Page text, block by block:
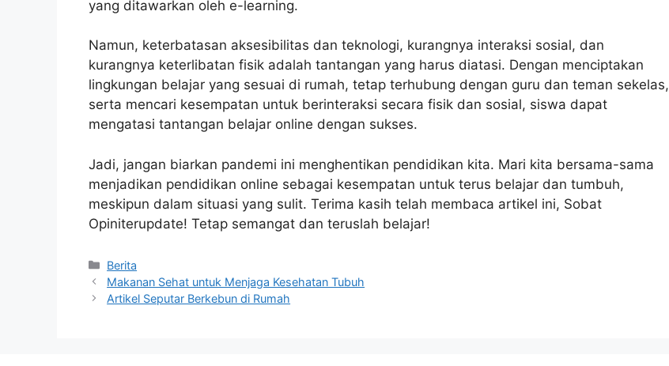
yang ditawarkan oleh e-learning.
Namun, keterbatasan aksesibilitas dan teknologi, kurangnya interaksi sosial, dan
kurangnya keterlibatan fisik adalah tantangan yang harus diatasi. Dengan menciptakan
lingkungan belajar yang sesuai di rumah, tetap terhubung dengan guru dan teman sekelas,
serta mencari kesempatan untuk berinteraksi secara fisik dan sosial, siswa dapat
mengatasi tantangan belajar online dengan sukses.
Jadi, jangan biarkan pandemi ini menghentikan pendidikan kita. Mari kita bersama-sama
menjadikan pendidikan online sebagai kesempatan untuk terus belajar dan tumbuh,
meskipun dalam situasi yang sulit. Terima kasih telah membaca artikel ini, Sobat
Opiniterupdate! Tetap semangat dan teruslah belajar!
Categories
Berita
Makanan Sehat untuk Menjaga Kesehatan Tubuh
Artikel Seputar Berkebun di Rumah